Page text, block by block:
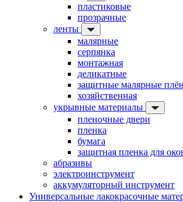
пластиковые
прозрачные
ленты
малярные
серпянка
монтажная
деликатные
защитные малярные
хозяйственная
укрывные материалы
пленочные двери
пленка
бумага
защитная пленка для
абразивы
электроинструмент
аккумуляторный инструмент
Универсальные лакокрасочные